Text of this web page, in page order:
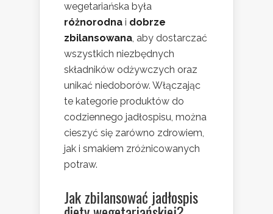
wegetariańska była
różnorodna i dobrze
zbilansowana, aby dostarczać
wszystkich niezbędnych
składników odżywczych oraz
unikać niedoborów. Włączając
te kategorie produktów do
codziennego jadłospisu, można
cieszyć się zarówno zdrowiem,
jak i smakiem zróżnicowanych
potraw.
Jak zbilansować jadłospis